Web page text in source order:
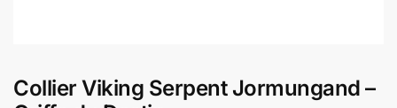
Collier Viking Serpent Jormungand –